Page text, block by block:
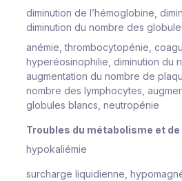
diminution de l’hémoglobine,
diminution du nombre des
anémie, thrombocytopénie,
hyperéosinophilie, diminution du
augmentation du nombre de
nombre des lymphocytes,
globules blancs, neutropénie
Troubles du métabolisme et
hypokaliémie
surcharge liquidienne,